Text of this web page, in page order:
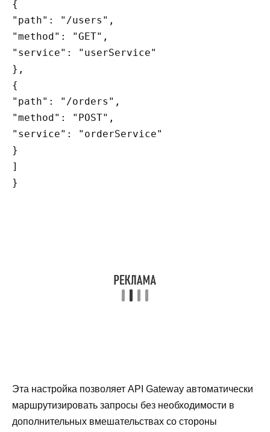
{
"path": "/users",
"method": "GET",
"service": "userService"
},
{
"path": "/orders",
"method": "POST",
"service": "orderService"
}
]
Эта настройка позволяет API Gateway автоматически
маршрутизировать запросы без необходимости в
дополнительных вмешательствах со стороны